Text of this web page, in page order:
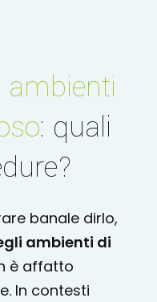
: quali
banale dirlo,
ambienti di
è affatto
In contesti